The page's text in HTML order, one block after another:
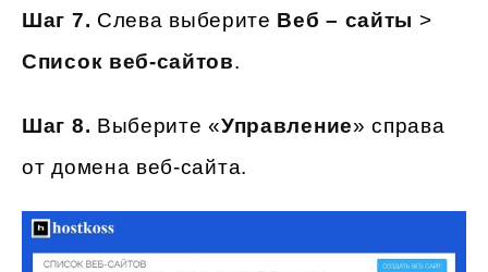
Шаг 7. Слева выберите Веб – сайты >
Список веб-сайтов.
Шаг 8. Выберите «Управление» справа
от домена веб-сайта.